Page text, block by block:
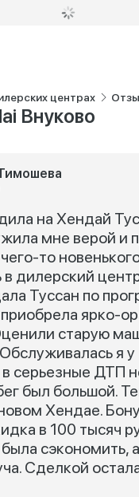
центрах
Внуково
на Хендай
мне верой и
то
в дилерский
Туссан по
ярко-
старую
я у
серьезные ДТП
был большой.
Хендае.
в 100 тысяч
сэкономить,
Сделкой